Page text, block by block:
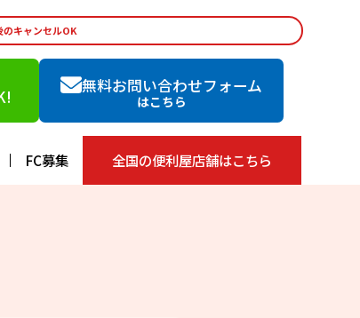
キャンセルOK
無料お問い合わせフォーム
はこちら
FC募集 全国の便利屋店舗はこちら